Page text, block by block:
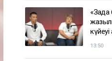
13:50